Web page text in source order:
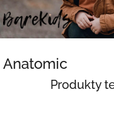
Přejít
na
obsah
Anatomic
Produkty